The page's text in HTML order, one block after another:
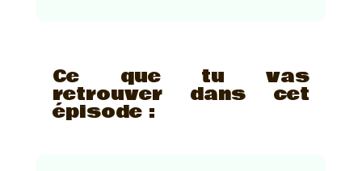
Ce que tu vas
retrouver dans cet
épisode :